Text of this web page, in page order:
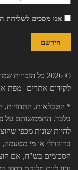
אני מסכים לשליחת
© 2026 כל הזכויות שמורות
לקידום אתרים | מפת
* הטבלאות, התחזיות,
בלבד. התממשותם על
להיות שונות מכפי
ברוקרלי או מי מטעמה,
הסכומים בש"ח, אם
נכון ליום חלוקת